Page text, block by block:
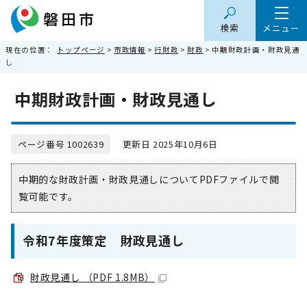
メニュー
検索
現在の位置： トップページ > 市政情報 >行財政 > 財政 > 中期財政計画・財政見通
し
中期財政計画・財政見通し
ページ番号 1002639 更新日 2025年10月6日
中期的な財政計画・財政見通しについてPDFファイルで閲
覧可能です。
令和7年度策定 財政見通し
財政見通し （PDF 1.8MB）